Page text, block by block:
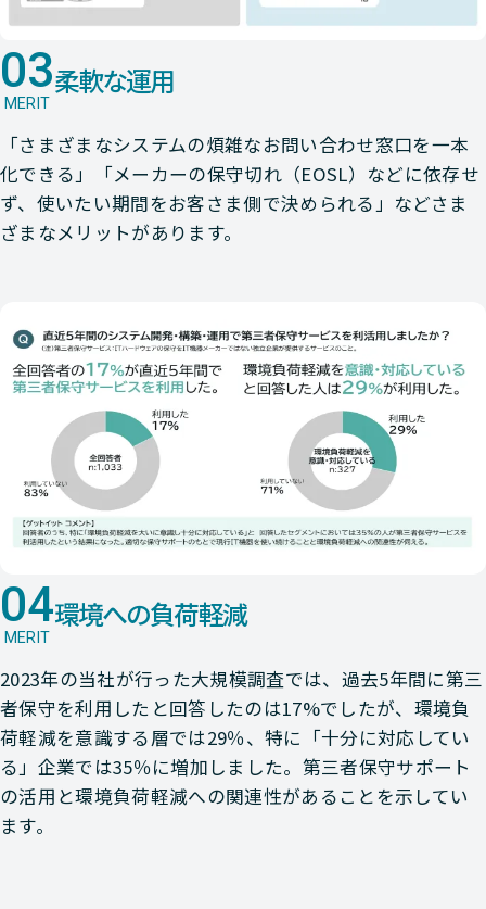
03
MERIT
柔軟な運用
「さまざまなシステムの煩雑なお問い合わせ窓口を一本
化できる」「メーカーの保守切れ（EOSL）などに依存せ
ず、使いたい期間をお客さま側で決められる」などさま
ざまなメリットがあります。
04
MERIT
環境への負荷軽減
2023年の当社が行った大規模調査では、過去5年間に第三
者保守を利用したと回答したのは17%でしたが、環境負
荷軽減を意識する層では29％、特に「十分に対応してい
る」企業では35％に増加しました。第三者保守サポート
の活用と環境負荷軽減への関連性があることを示してい
ます。